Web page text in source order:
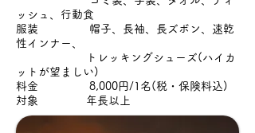
ッシュ、行動食
服装 帽子、長袖、長ズボン、速乾
性インナー、
トレッキングシューズ(ハイカ
ットが望ましい)
料金 8,000円/1名(税・保険料込)
対象 年長以上